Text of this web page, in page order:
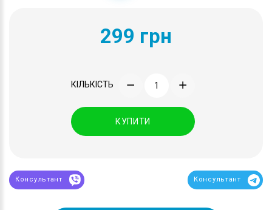
299 грн
КІЛЬКІСТЬ
КУПИТИ
Консультант Консультант